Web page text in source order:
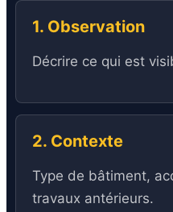
1. Observation
Décrire ce qui est
2. Contexte
Type de bâtiment,
travaux antérieurs.